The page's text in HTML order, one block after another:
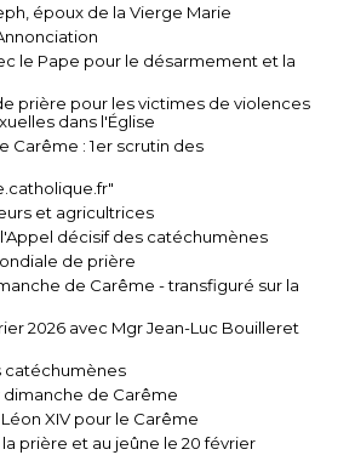
époux de la Vierge Marie
le Pape pour le désarmement et la
prière pour les victimes de violences
dans l'Église​
Carême : 1er scrutin des
et agricultrices
décisif des catéchumènes
de prière
de Carême - transfiguré sur la
2026 avec Mgr Jean-Luc Bouilleret
catéchumènes
dimanche de Carême
XIV pour le Carême
prière et au jeûne le 20 février